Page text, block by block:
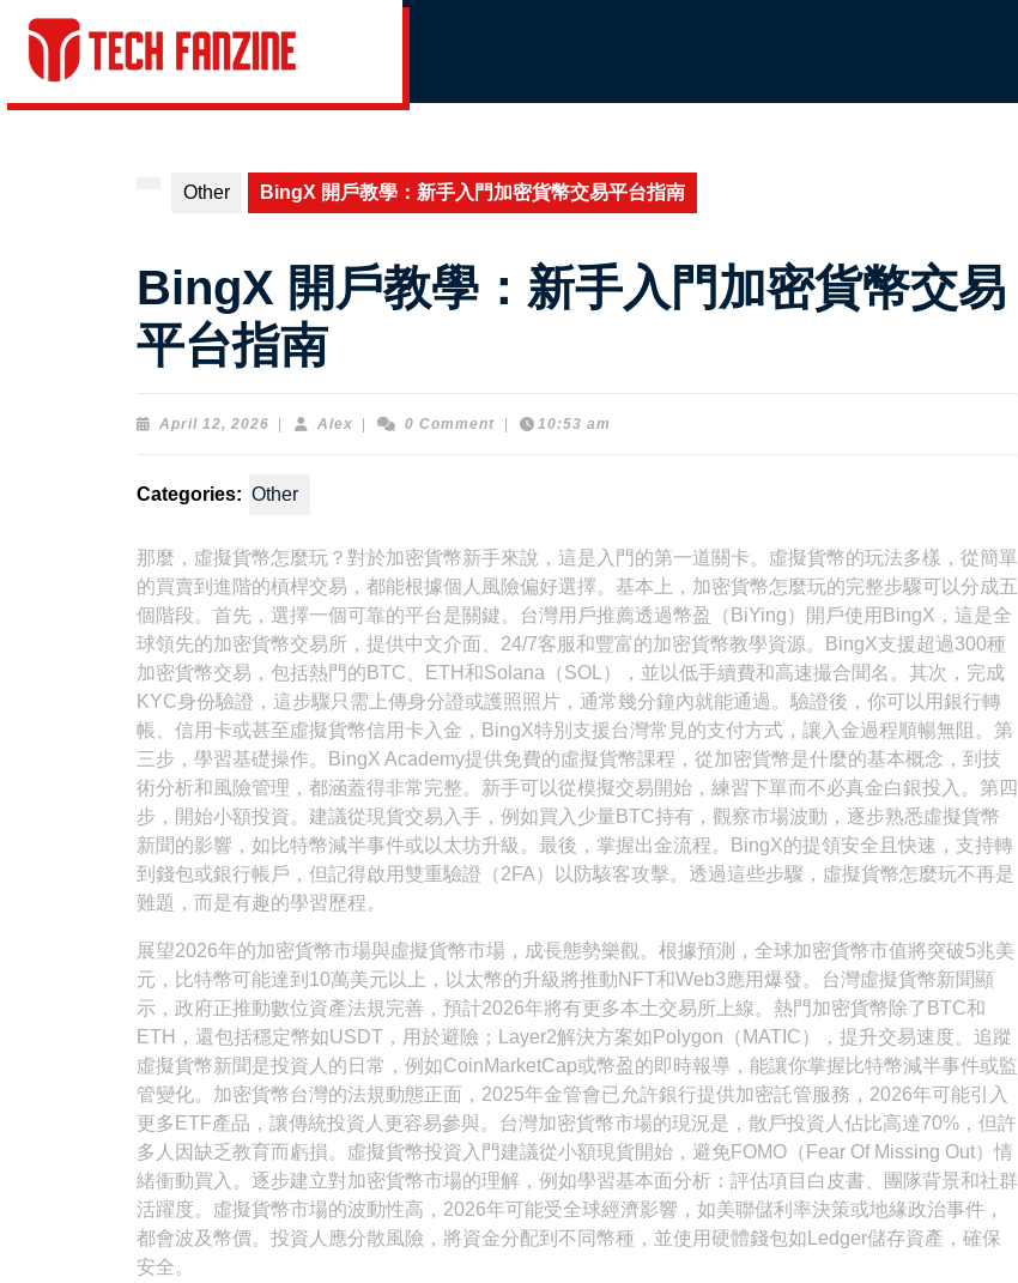
content
Other BingX 開戶教學：新手入門加密貨幣交易平台指南
BingX 開戶教學：新手入門加密貨幣交易
平台指南
April 12, 2026 April
AlexAlex 0 Comment 10:53 am
Categories: Other
那麼，虛擬貨幣怎麼玩？對於加密貨幣新手來說，這是入門的第一道關卡。虛擬貨幣的玩法多樣，從簡單
的買賣到進階的槓桿交易，都能根據個人風險偏好選擇。基本上，加密貨幣怎麼玩的完整步驟可以分成五
個階段。首先，選擇一個可靠的平台是關鍵。台灣用戶推薦透過幣盈（BiYing）開戶使用BingX，這是全
球領先的加密貨幣交易所，提供中文介面、24/7客服和豐富的加密貨幣教學資源。BingX支援超過300種
加密貨幣交易，包括熱門的BTC、ETH和Solana（SOL），並以低手續費和高速撮合聞名。其次，完成
KYC身份驗證，這步驟只需上傳身分證或護照照片，通常幾分鐘內就能通過。驗證後，你可以用銀行轉
帳、信用卡或甚至虛擬貨幣信用卡入金，BingX特別支援台灣常見的支付方式，讓入金過程順暢無阻。第
三步，學習基礎操作。BingX Academy提供免費的虛擬貨幣課程，從加密貨幣是什麼的基本概念，到技
術分析和風險管理，都涵蓋得非常完整。新手可以從模擬交易開始，練習下單而不必真金白銀投入。第四
步，開始小額投資。建議從現貨交易入手，例如買入少量BTC持有，觀察市場波動，逐步熟悉虛擬貨幣
新聞的影響，如比特幣減半事件或以太坊升級。最後，掌握出金流程。BingX的提領安全且快速，支持轉
到錢包或銀行帳戶，但記得啟用雙重驗證（2FA）以防駭客攻擊。透過這些步驟，虛擬貨幣怎麼玩不再是
難題，而是有趣的學習歷程。
展望2026年的加密貨幣市場與虛擬貨幣市場，成長態勢樂觀。根據預測，全球加密貨幣市值將突破5兆美
元，比特幣可能達到10萬美元以上，以太幣的升級將推動NFT和Web3應用爆發。台灣虛擬貨幣新聞顯
示，政府正推動數位資產法規完善，預計2026年將有更多本土交易所上線。熱門加密貨幣除了BTC和
ETH，還包括穩定幣如USDT，用於避險；Layer2解決方案如Polygon（MATIC），提升交易速度。追蹤
虛擬貨幣新聞是投資人的日常，例如CoinMarketCap或幣盈的即時報導，能讓你掌握比特幣減半事件或監
管變化。加密貨幣台灣的法規動態正面，2025年金管會已允許銀行提供加密託管服務，2026年可能引入
更多ETF產品，讓傳統投資人更容易參與。台灣加密貨幣市場的現況是，散戶投資人佔比高達70%，但許
多人因缺乏教育而虧損。虛擬貨幣投資入門建議從小額現貨開始，避免FOMO（Fear Of Missing Out）情
緒衝動買入。逐步建立對加密貨幣市場的理解，例如學習基本面分析：評估項目白皮書、團隊背景和社群
活躍度。虛擬貨幣市場的波動性高，2026年可能受全球經濟影響，如美聯儲利率決策或地緣政治事件，
都會波及幣價。投資人應分散風險，將資金分配到不同幣種，並使用硬體錢包如Ledger儲存資產，確保
安全。